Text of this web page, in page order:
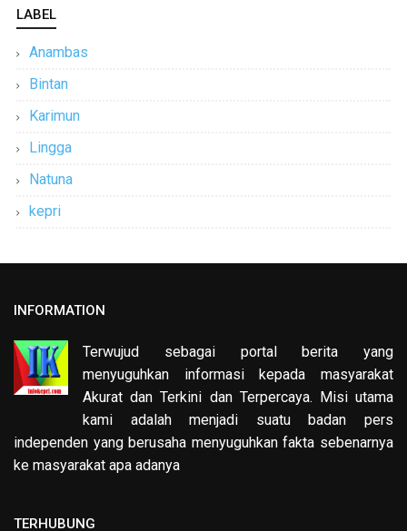
LABEL
Anambas
Bintan
Karimun
Lingga
Natuna
kepri
INFORMATION
Terwujud sebagai portal berita yang
menyuguhkan informasi kepada masyarakat
Akurat dan Terkini dan Terpercaya. Misi utama
kami adalah menjadi suatu badan pers
independen yang berusaha menyuguhkan fakta sebenarnya
ke masyarakat apa adanya
TERHUBUNG